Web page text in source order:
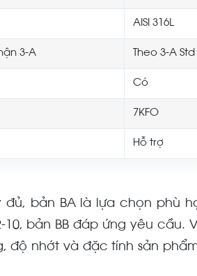
AISI 316L
3-A Theo 3-A Std
Có
7KFO
Hỗ trợ
bản BA là lựa chọn phù
bản BB đáp ứng yêu cầu.
độ nhớt và đặc tính sản